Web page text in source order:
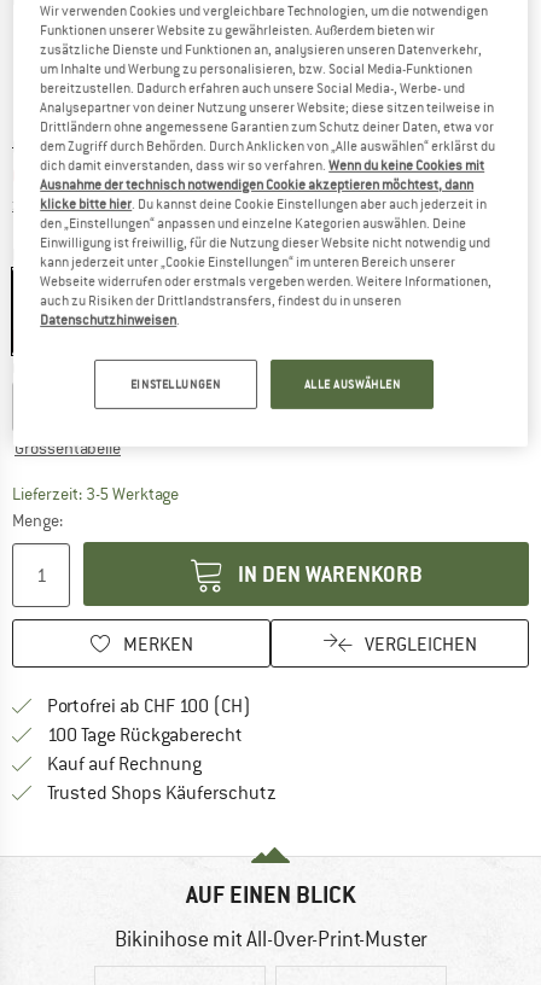
Ursprünglicher Preis :
CHF44.95
Preis:
CHF17.98 inkl. MwSt., zollfreie Lieferung
zzgl. VersandkostenInformationen zu den Versandkosten. Öffnet sich in
Farbe:Denim
S M L XL XXL
Grössentabelle
Lieferzeit: 3-5 WerktageDer Link öffnet sich in einer Infobox und
Menge:
IN DEN WARENKORB
MERKEN VERGLEICHEN
Portofrei ab CHF 100 (CH)
100 Tage Rückgaberecht
Kauf auf RechnungFinde die Zahlungs-Infos hier! Öffnet
Trusted Shops Käuferschutz
AUF EINEN BLICK
Bikinihose mit All-Over-Print-Muster
Wir verwenden Cookies und vergleichbare Technologien, um die notwendigen
Funktionen unserer Website zu gewährleisten. Außerdem bieten wir
zusätzliche Dienste und Funktionen an, analysieren unseren Datenverkehr,
um Inhalte und Werbung zu personalisieren, bzw. Social Media-Funktionen
bereitzustellen. Dadurch erfahren auch unsere Social Media-, Werbe- und
Analysepartner von deiner Nutzung unserer Website; diese sitzen teilweise in
Drittländern ohne angemessene Garantien zum Schutz deiner Daten, etwa vor
dem Zugriff durch Behörden. Durch Anklicken von „Alle auswählen“ erklärst du
dich damit einverstanden, dass wir so verfahren.Wenn du keine Cookies mit
Ausnahme der technisch notwendigen Cookie akzeptieren möchtest, dann
klicke bitte hier . Du kannst deine Cookie Einstellungen aber auch jederzeit in
den „Einstellungen“ anpassen und einzelne Kategorien auswählen. Deine
Einwilligung ist freiwillig, für die Nutzung dieser Website nicht notwendig und
kann jederzeit unter „Cookie Einstellungen“ im unteren Bereich unserer
Webseite widerrufen oder erstmals vergeben werden. Weitere Informationen,
auch zu Risiken der Drittlandstransfers, findest du in unseren
Datenschutzhinweisen
EINSTELLUNGEN ALLE AUSWÄHLEN